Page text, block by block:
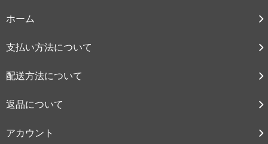
ホーム
支払い方法について
配送方法について
返品について
アカウント